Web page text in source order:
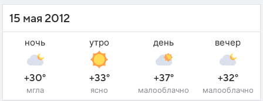
15 мая 2012
ночь
+30°
мгла
утро
+33°
ясно
день
+37°
малооблачно
вечер
+32°
малооблачно